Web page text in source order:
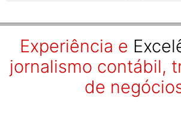
Experiência e
jornalismo contábil,
de